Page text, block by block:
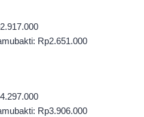
Rp2.651.000
Rp3.906.000